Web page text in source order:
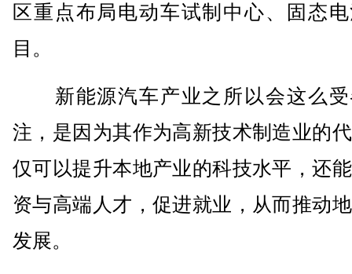
区重点布局电动车试制中心、固态
目。
新能源汽车产业之所以会这么受
注，是因为其作为高新技术制造业的
仅可以提升本地产业的科技水平，还
资与高端人才，促进就业，从而推动
发展。